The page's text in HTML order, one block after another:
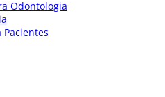
Odontologia